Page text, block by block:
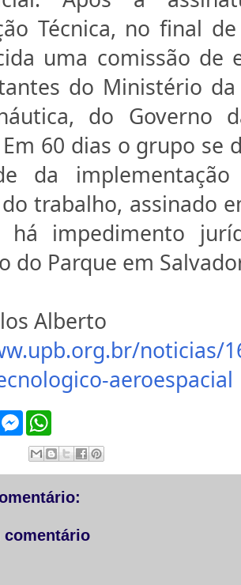
Técnica, no final
uma comissão de
do Ministério
do Governo
60 dias o grupo se
da
trabalho, assinado
há impedimento
do Parque em
Alberto
noticias/
aeroespacial
M
g
e
t
p
p
comentário